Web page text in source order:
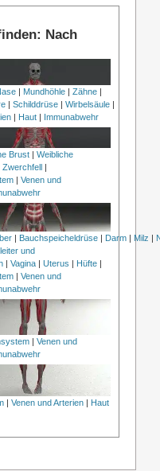
Nach
| Mundhöhle| Zähne|
Schilddrüse Wirbelsäule
Haut Immunabwehr
Brust| Weibliche
Zwerchfell|
| Venen und
| Bauchspeicheldrüse | Darm | Milz |
und
| Vagina| Uterus | Hüfte|
| Venen und
| Venen und
| Venen und Arterien| Haut